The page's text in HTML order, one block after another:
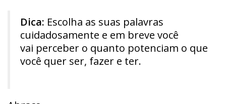
Dica: Escolha as suas palavras
cuidadosamente e em breve você
vai perceber o quanto potenciam o que
você quer ser, fazer e ter.